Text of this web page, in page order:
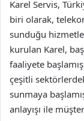
Karel Servis,
biri olarak,
sunduğu
kurulan Karel,
faaliyete
çeşitli
sunmaya
anlayışı ile